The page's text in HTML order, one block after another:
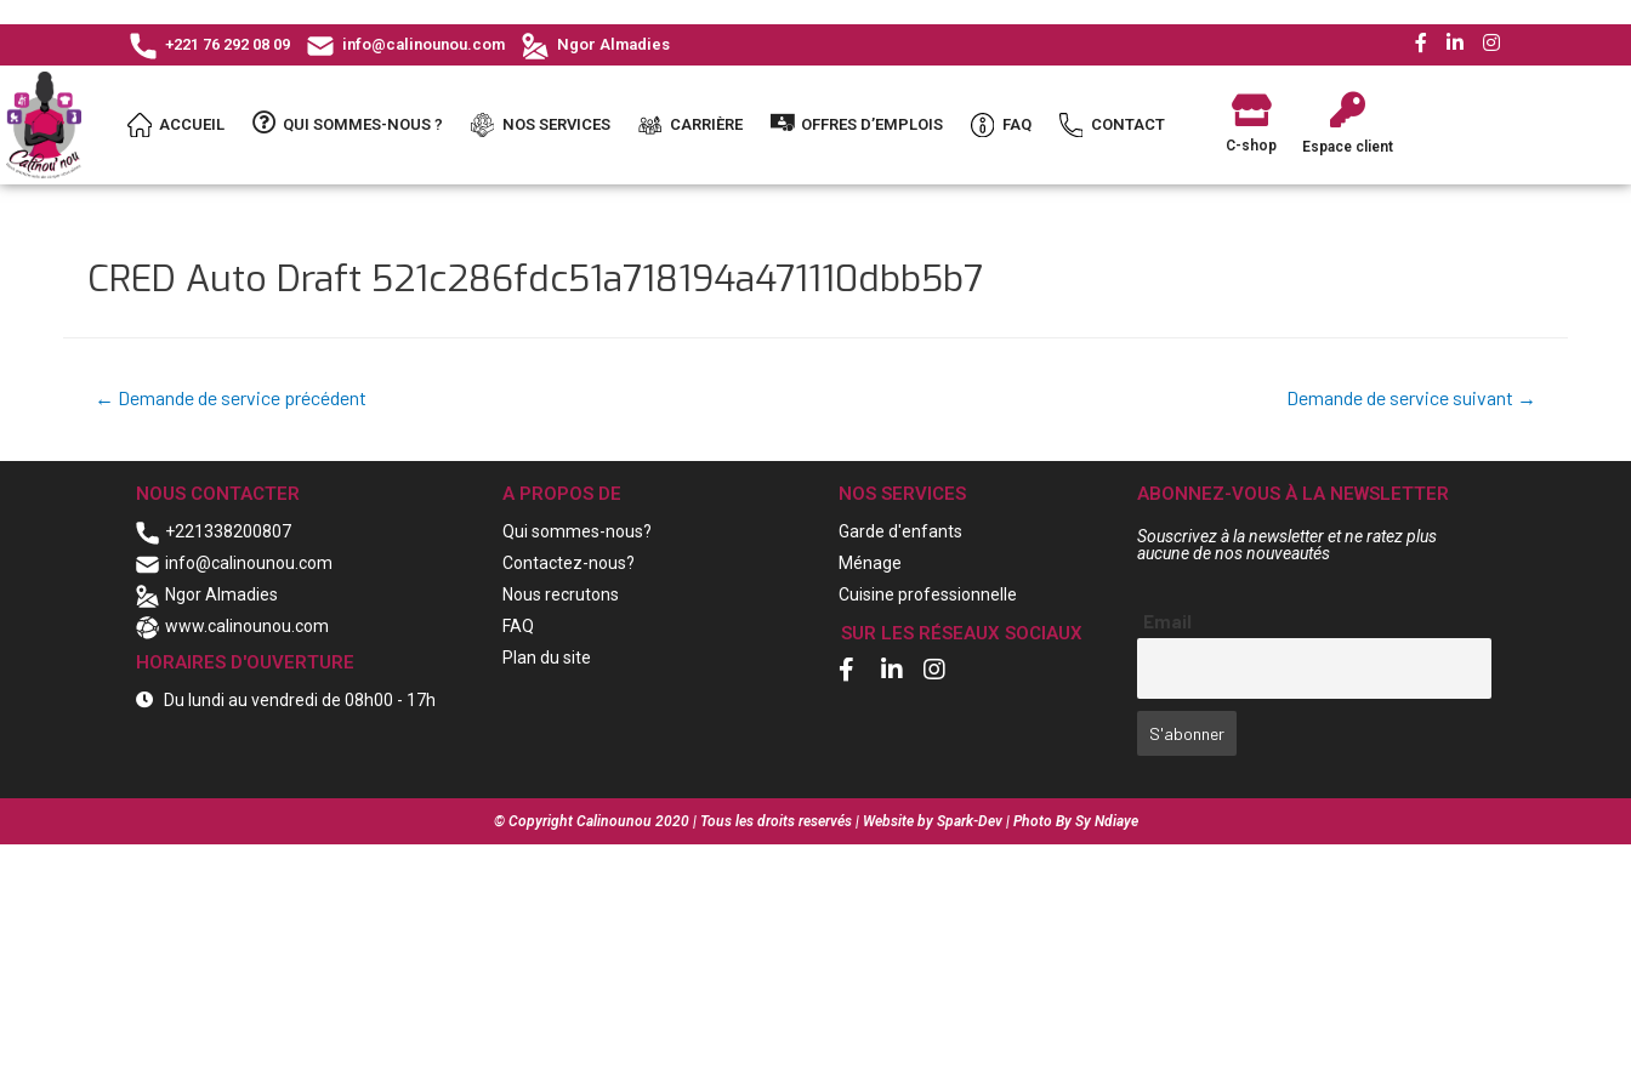
+221 76 292 08 09 info@calinounou.com Ngor Almadies
ACCUEIL QUI SOMMES-NOUS ? NOS SERVICES CARRIÈRE OFFRES D’EMPLOIS FAQ CONTACT
C-shop Espace client
CRED Auto Draft 521c286fdc51a718194a471110dbb5b7
← Demande de service précédent Demande de service suivant →
NOUS CONTACTER
+221338200807
info@calinounou.com
Ngor Almadies
www.calinounou.com
HORAIRES D'OUVERTURE
Du lundi au vendredi de 08h00 - 17h
A PROPOS DE
Qui sommes-nous?
Contactez-nous?
Nous recrutons
FAQ
Plan du site
NOS SERVICES
Garde d'enfants
Ménage
Cuisine professionnelle
SUR LES RÉSEAUX SOCIAUX
ABONNEZ-VOUS À LA NEWSLETTER
Souscrivez à la newsletter et ne ratez plus
aucune de nos nouveautés
Email
© Copyright Calinounou 2020 | Tous les droits reservés | Website by Spark-Dev | Photo By Sy Ndiaye